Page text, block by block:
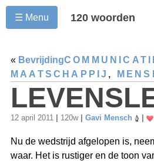
☰ Menu 120 woorden
« Bevrijding
MAATSCHAPPIJ ,
12 april 2011 120w Gavi Mensch
Nu de wedstrijd afgelopen is,
waar. Het is rustiger en de toon